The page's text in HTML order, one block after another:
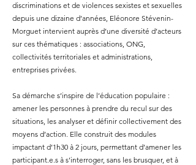
discriminations et de violences sexistes et sexuelles
depuis une dizaine d’années, Eléonore Stévenin-
Morguet intervient auprès d’une diversité d’acteurs
sur ces thématiques : associations, ONG,
collectivités territoriales et administrations,
entreprises privées.
Sa démarche s’inspire de l’éducation populaire :
amener les personnes à prendre du recul sur des
situations, les analyser et définir collectivement des
moyens d’action. Elle construit des modules
impactant d’1h30 à 2 jours, permettant d’amener les
participant.e.s à s’interroger, sans les brusquer, et à